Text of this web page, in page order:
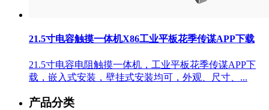
21.5寸电容触摸一体机X86工业平板花季传谋APP下载
21.5寸电容电阻触摸一体机，工业平板花季传谋APP下
载，嵌入式安装，壁挂式安装均可，外观、尺寸、...
产品分类